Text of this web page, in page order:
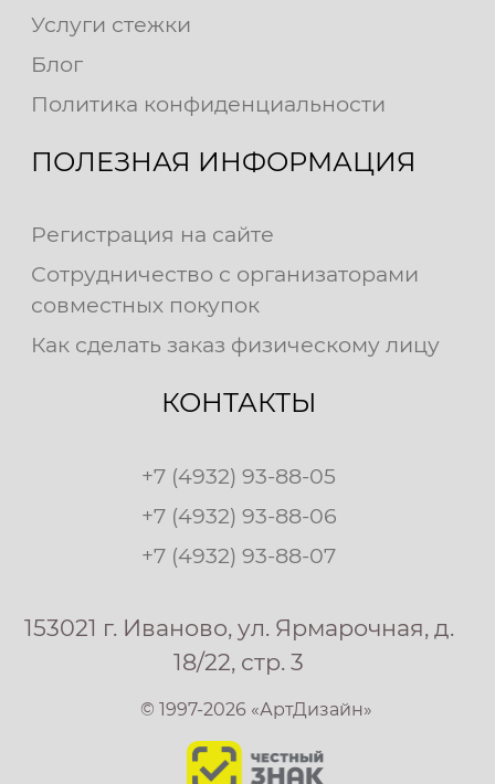
Услуги стежки
Блог
Политика конфиденциальности
ПОЛЕЗНАЯ ИНФОРМАЦИЯ
Регистрация на сайте
Сотрудничество с организаторами
совместных покупок
Как сделать заказ физическому лицу
КОНТАКТЫ
+7 (4932) 93-88-05
+7 (4932) 93-88-06
+7 (4932) 93-88-07
153021 г. Иваново, ул. Ярмарочная, д.
18/22, стр. 3
© 1997-2026 «АртДизайн»